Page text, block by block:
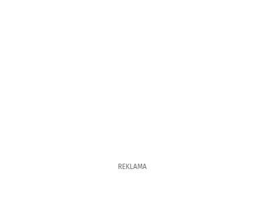
REKLAMA